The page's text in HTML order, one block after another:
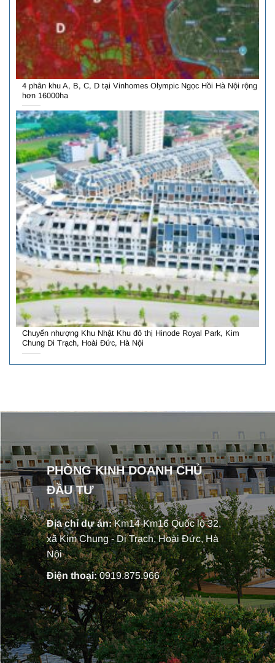
4 phân khu A, B, C, D tại Vinhomes Olympic Ngọc Hồi Hà Nội rộng
hơn 16000ha
Chuyển nhượng Khu Nhật Khu đô thị Hinode Royal Park, Kim
Chung Di Trạch, Hoài Đức, Hà Nội
PHÒNG KINH DOANH CHỦ
ĐẦU TƯ
Địa chỉ dự án:Km14-Km16 Quốc lộ 32,
xã Kim Chung - Di Trạch, Hoài Đức, Hà
Nội
Điện thoại:0919.875.966